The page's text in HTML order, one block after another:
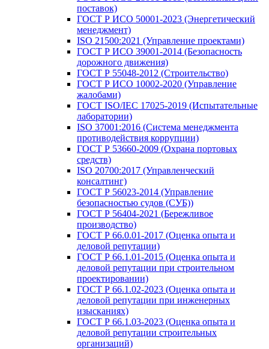
поставок)
ГОСТ Р ИСО 50001-2023 (Энергетический
менеджмент)
ISO 21500:2021 (Управление проектами)
ГОСТ Р ИСО 39001-2014 (Безопасность
дорожного движения)
ГОСТ Р 55048-2012 (Строительство)
ГОСТ Р ИСО 10002-2020 (Управление
жалобами)
ГОСТ ISO/IEC 17025-2019 (Испытательные
лаборатории)
ISO 37001:2016 (Система менеджмента
противодействия коррупции)
ГОСТ Р 53660-2009 (Охрана портовых
средств)
ISO 20700:2017 (Управленческий
консалтинг)
ГОСТ Р 56023-2014 (Управление
безопасностью судов (СУБ))
ГОСТ Р 56404-2021 (Бережливое
производство)
ГОСТ Р 66.0.01-2017 (Оценка опыта и
деловой репутации)
ГОСТ Р 66.1.01-2015 (Оценка опыта и
деловой репутации при строительном
проектировании)
ГОСТ Р 66.1.02-2023 (Оценка опыта и
деловой репутации при инженерных
изысканиях)
ГОСТ Р 66.1.03-2023 (Оценка опыта и
деловой репутации строительных
организаций)